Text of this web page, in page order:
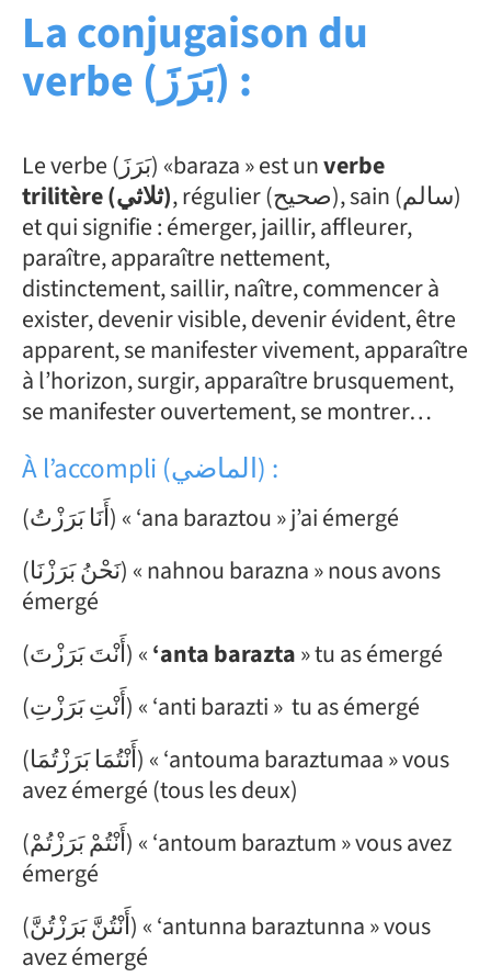
La conjugaison du
verbe (بَرَزَ) :
Le verbe (بَرَزَ) «baraza » est unverbe
trilitère (ثلاثي), régulier (صحيح), sain (سالم)
et qui signifie : émerger, jaillir, affleurer,
paraître, apparaître nettement,
distinctement, saillir, naître, commencer à
exister, devenir visible, devenir évident, être
apparent, se manifester vivement, apparaître
à l’horizon, surgir, apparaître brusquement,
se manifester ouvertement, se montrer…
À l’accompli (الماضي) :
(أَنَا بَرَزْتُ) « ‘ana baraztou » j’ai émergé
(نَحْنُ بَرَزْنَا) « nahnou barazna » nous avons
émergé
(أَنْتَ بَرَزْتَ) «‘anta barazta» tu as émergé
(أَنْتِ بَرَزْتِ) « ‘anti barazti » tu as émergé
(أَنْتُمَا بَرَزْتُمَا) « ‘antouma baraztumaa » vous
avez émergé (tous les deux)
(أَنْتُمْ بَرَزْتُمْ) « ‘antoum baraztum » vous avez
émergé
(أَنْتُنَّ بَرَزْتُنَّ) « ‘antunna baraztunna » vous
avez émergé